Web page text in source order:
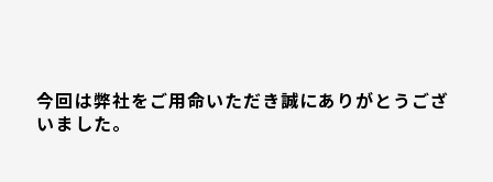
今回は弊社をご用命いただき誠にありがとうござ
いました。